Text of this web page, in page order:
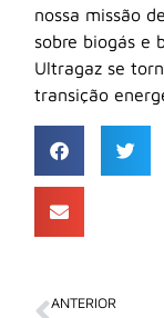
nossa missão
sobre biogás e
Ultragaz se
transição
ANTERIOR